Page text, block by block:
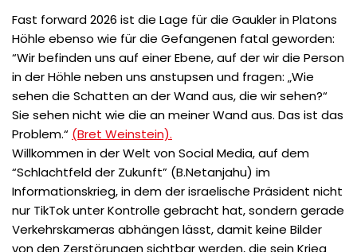
Fast forward 2026 ist die Lage für die Gaukler in Platons
Höhle ebenso wie für die Gefangenen fatal geworden:
“Wir befinden uns auf einer Ebene, auf der wir die Person
in der Höhle neben uns anstupsen und fragen: „Wie
sehen die Schatten an der Wand aus, die wir sehen?“
Sie sehen nicht wie die an meiner Wand aus. Das ist das
Problem.“ (Bret Weinstein).
Willkommen in der Welt von Social Media, auf dem
“Schlachtfeld der Zukunft” (B.Netanjahu) im
Informationskrieg, in dem der israelische Präsident nicht
nur TikTok unter Kontrolle gebracht hat, sondern gerade
Verkehrskameras abhängen lässt, damit keine Bilder
von den Zerstörungen sichtbar werden, die sein Krieg